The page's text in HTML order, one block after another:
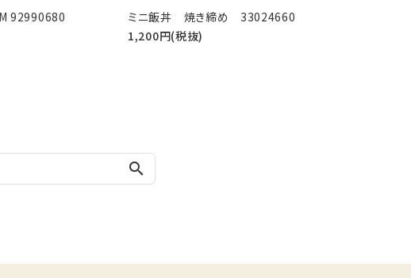
92990680
ミニ飯丼 焼き締め 33024660
1,200円(税抜)
search